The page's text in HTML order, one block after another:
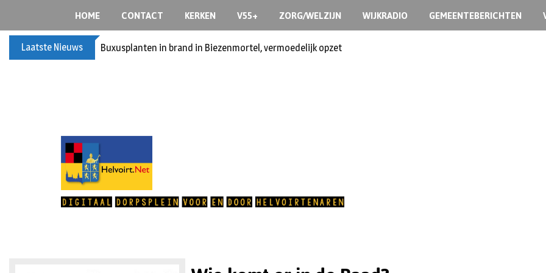
HOME CONTACT KERKEN V55+ ZORG/WELZIJN WIJKRADIO GEMEENTEBERICHTEN
Laatste Nieuws Buxusplanten in brand in Biezenmortel, vermoedelijk opzet